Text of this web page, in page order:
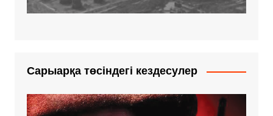
Сарыарқа төсіндегі кездесулер